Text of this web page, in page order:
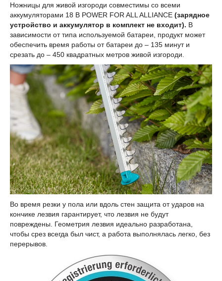
Ножницы для живой изгороди совместимы со всеми
аккумуляторами 18 В POWER FOR ALL ALLIANCE (зарядное
устройство и аккумулятор в комплект не входит). В
зависимости от типа используемой батареи, продукт может
обеспечить время работы от батареи до – 135 минут и
срезать до – 450 квадратных метров живой изгороди.
Во время резки у пола или вдоль стен защита от ударов на
кончике лезвия гарантирует, что лезвия не будут
повреждены. Геометрия лезвия идеально разработана,
чтобы срез всегда был чист, а работа выполнялась легко, без
перерывов.